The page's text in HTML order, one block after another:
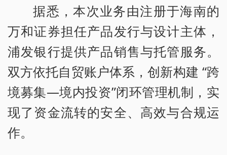
据悉，本次业务由注册于海南的
万和证券担任产品发行与设计主体，
浦发银行提供产品销售与托管服务。
双方依托自贸账户体系，创新构建 “跨
境募集—境内投资”闭环管理机制，实
现了资金流转的安全、高效与合规运
作。